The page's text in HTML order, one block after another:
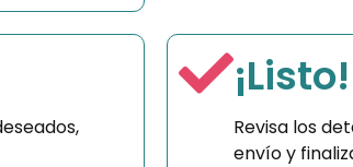
Revisa los
envío y